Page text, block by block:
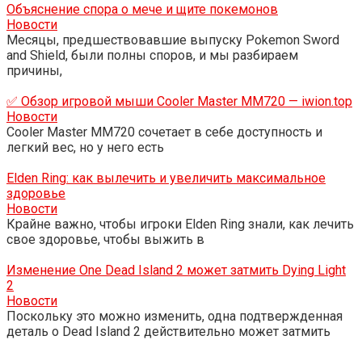
Объяснение спора о мече и щите покемонов
Новости
Месяцы, предшествовавшие выпуску Pokemon Sword
and Shield, были полны споров, и мы разбираем
причины,
✅ Обзор игровой мыши Cooler Master MM720 — iwion.top
Новости
Cooler Master MM720 сочетает в себе доступность и
легкий вес, но у него есть
Elden Ring: как вылечить и увеличить максимальное
здоровье
Новости
Крайне важно, чтобы игроки Elden Ring знали, как лечить
свое здоровье, чтобы выжить в
Изменение One Dead Island 2 может затмить Dying Light
2
Новости
Поскольку это можно изменить, одна подтвержденная
деталь о Dead Island 2 действительно может затмить